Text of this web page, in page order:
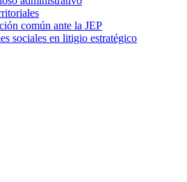
común ante la JEP
sociales en litigio estratégico